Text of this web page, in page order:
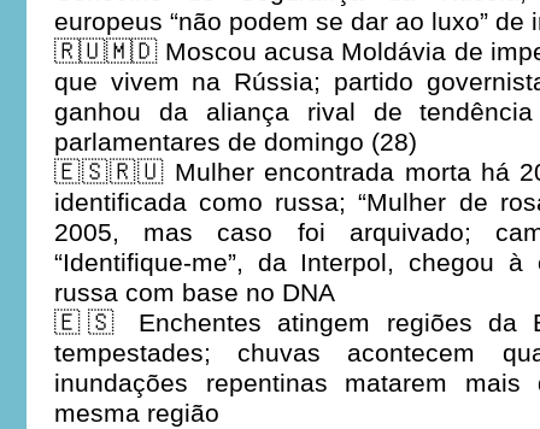
europeus “não podem se dar ao luxo” de
🇷🇺🇲🇩 Moscou acusa Moldávia de
que vivem na Rússia; partido
ganhou da aliança rival de
parlamentares de domingo (28)
🇪🇸🇷🇺 Mulher encontrada morta há
identificada como russa; “Mulher de
2005, mas caso foi arquivado;
“Identifique-me”, da Interpol, chegou
russa com base no DNA
🇪🇸 Enchentes atingem regiões da
tempestades; chuvas acontecem
inundações repentinas matarem
mesma região